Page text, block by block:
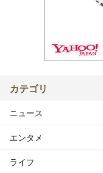
カテゴリ
ニュース
エンタメ
ライフ